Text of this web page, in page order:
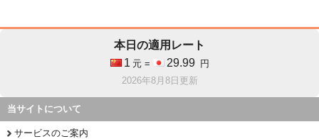
本日の適用レート
1 元 = 29.99
円
2026年8月8日更新
当サイトについて
サービスのご案内